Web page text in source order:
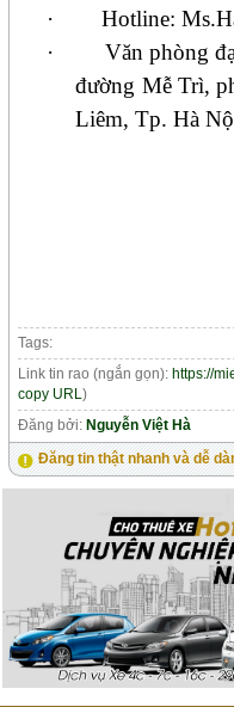
·Hotline:
· Văn phòng
đường Mễ Trì,
Liêm, Tp. Hà
Tags:
Link tin rao (ngắn gọn):https://
copy URL)
Đăng bởi:Nguyễn Việt Hà
Đăng tin thật nhanh và dễ